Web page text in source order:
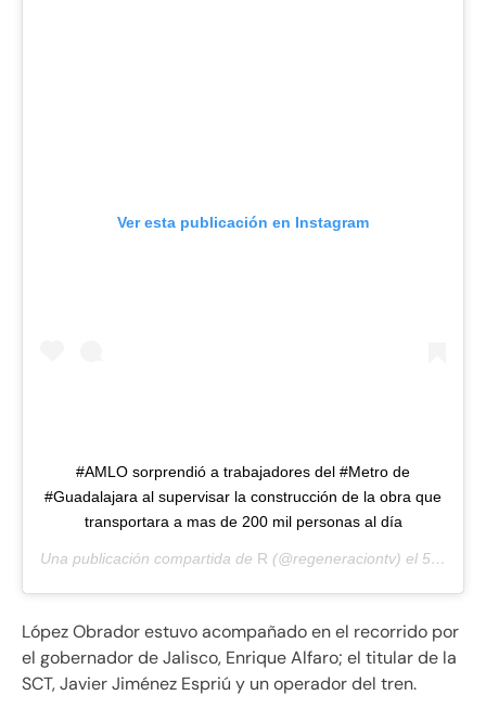
Ver esta publicación en Instagram
#AMLO sorprendió a trabajadores del #Metro de
#Guadalajara al supervisar la construcción de la obra que
transportara a mas de 200 mil personas al día
Una publicación compartida de R (@regeneraciontv) el 5 Abr, 2019 a las 12:37 PDT
López Obrador estuvo acompañado en el recorrido por
el gobernador de Jalisco, Enrique Alfaro; el titular de la
SCT, Javier Jiménez Espriú y un operador del tren.